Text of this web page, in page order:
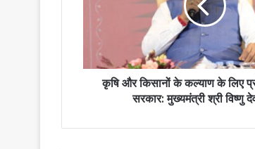
कृषि और किसानों के कल्याण के लिए
सरकार: मुख्यमंत्री श्री विष्णु